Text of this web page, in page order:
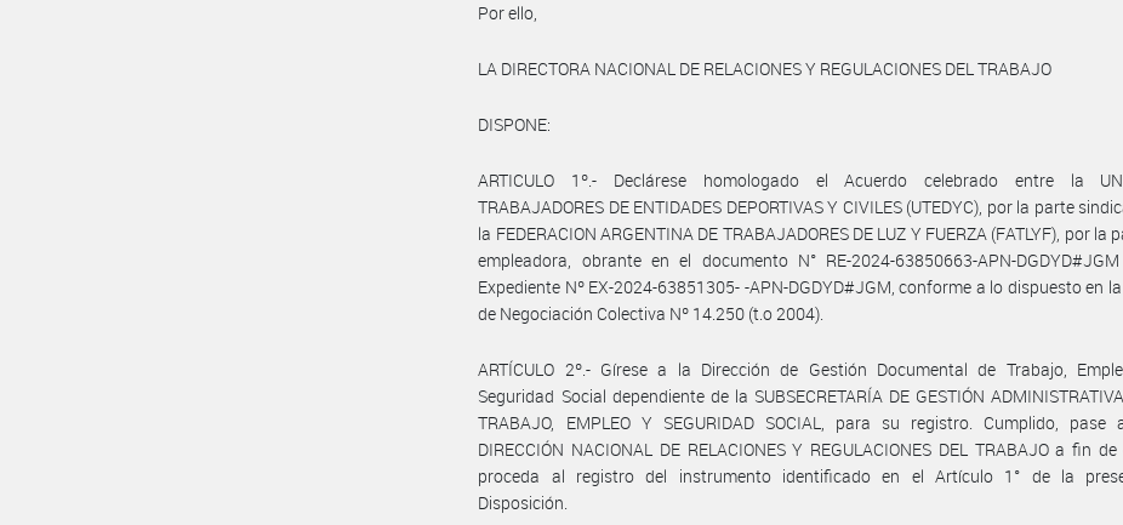
Por ello,
LA DIRECTORA NACIONAL DE RELACIONES Y REGULACIONES DEL TRABAJO
DISPONE:
ARTICULO 1º.- Declárese homologado el Acuerdo celebrado entre la
TRABAJADORES DE ENTIDADES DEPORTIVAS Y CIVILES (UTEDYC), por la parte
la FEDERACION ARGENTINA DE TRABAJADORES DE LUZ Y FUERZA (FATLYF), por la
empleadora, obrante en el documento N° RE-2024-63850663-APN-
Expediente Nº EX-2024-63851305- -APN-DGDYD#JGM, conforme a lo dispuesto en
de Negociación Colectiva Nº 14.250 (t.o 2004).
ARTÍCULO 2º.- Gírese a la Dirección de Gestión Documental de Trabajo,
Seguridad Social dependiente de la SUBSECRETARÍA DE GESTIÓN
TRABAJO, EMPLEO Y SEGURIDAD SOCIAL, para su registro. Cumplido, pase
DIRECCIÓN NACIONAL DE RELACIONES Y REGULACIONES DEL TRABAJO a fin
proceda al registro del instrumento identificado en el Artículo 1° de la
Disposición.